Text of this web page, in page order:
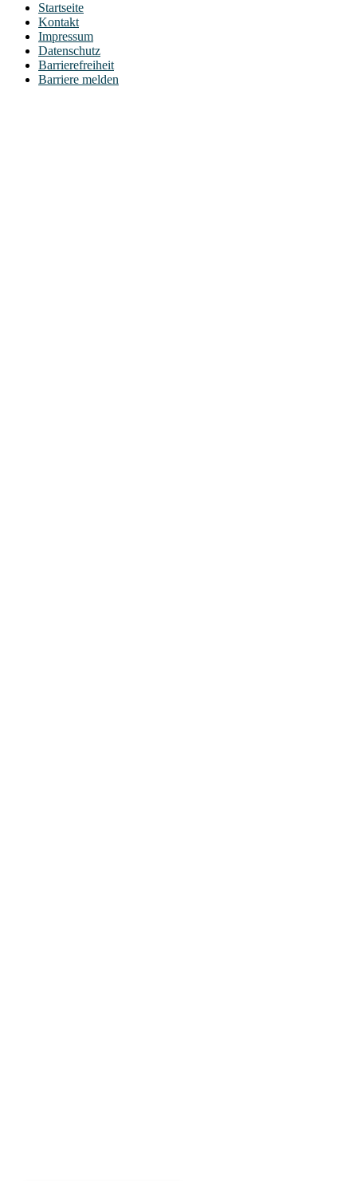
Startseite
Kontakt
Impressum
Datenschutz
Barrierefreiheit
Barriere melden